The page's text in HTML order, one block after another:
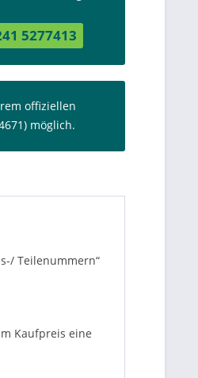
5277413
offiziellen
möglich.
Teilenummern“
Kaufpreis eine